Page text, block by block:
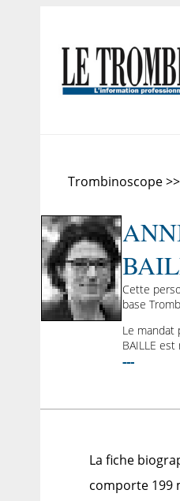
Trombinoscope
Cette
base
Le mandat
BAILLE
---
La fiche
comporte 199